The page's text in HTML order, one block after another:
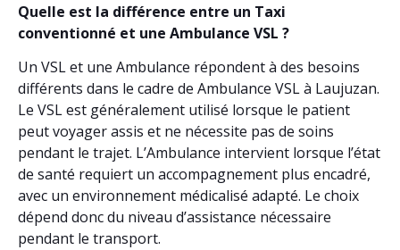
Quelle est la différence entre un Taxi
conventionné et une Ambulance VSL ?
Un VSL et une Ambulance répondent à des besoins
différents dans le cadre de Ambulance VSL à Laujuzan.
Le VSL est généralement utilisé lorsque le patient
peut voyager assis et ne nécessite pas de soins
pendant le trajet. L’Ambulance intervient lorsque l’état
de santé requiert un accompagnement plus encadré,
avec un environnement médicalisé adapté. Le choix
dépend donc du niveau d’assistance nécessaire
pendant le transport.